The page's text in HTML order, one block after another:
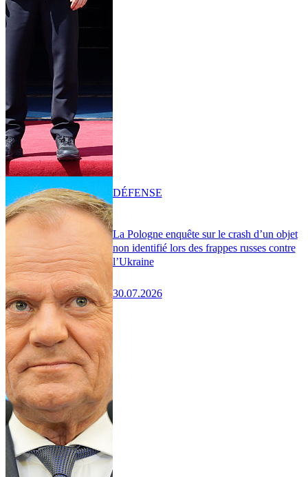
La Pologne enquête sur le crash d’un objet
non identifié lors des frappes russes contre
l’Ukraine
30.07.2026
DÉFENSE